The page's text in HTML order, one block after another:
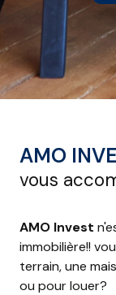
AMO
vous
AMO Invest
immobilière!!
terrain, une
ou pour louer?